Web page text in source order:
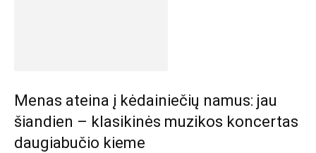
Menas ateina į kėdainiečių namus: jau
šiandien – klasikinės muzikos koncertas
daugiabučio kieme